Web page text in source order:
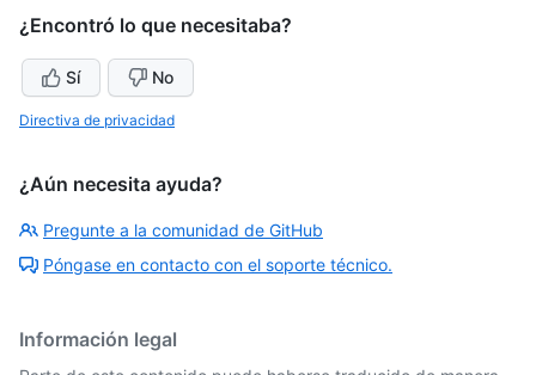
¿Encontró lo que necesitaba?
Sí No
Directiva de privacidad
¿Aún necesita ayuda?
Pregunte a la comunidad de GitHub
Póngase en contacto con el soporte técnico.
Información legal